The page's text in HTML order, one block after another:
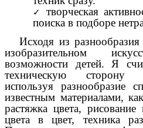
творческая
поиска в подборе
Исходя из разнообразия
изобразительном
возможности детей. Я
техническую сторону
используя разнообразие
известным материалами,
растяжка цвета,
цвета в цвет, техника